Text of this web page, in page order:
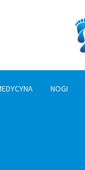
NOGI